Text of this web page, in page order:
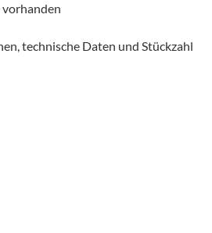
technische Daten und Stückzahl